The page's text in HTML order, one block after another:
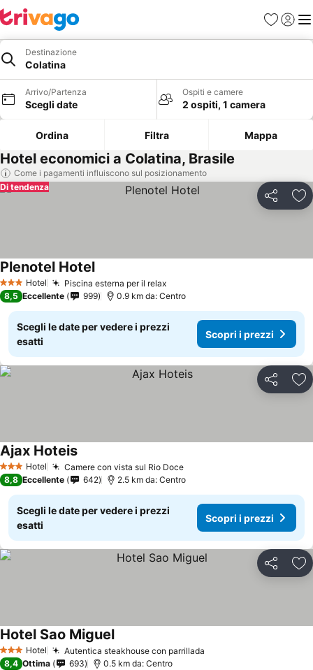
PreferitiAccedi
Destinazione
Colatina
Arrivo/Partenza
Scegli date
Ospiti e camere
2 ospiti, 1 camera
Ordina Filtra Mappa
Hotel economici a Colatina, Brasile
Come i pagamenti influiscono sul posizionamento
Condividi
Di tendenza
3 StelleHotel Piscina esterna per il relax
Plenotel Hotel
8,5 Eccellente 999 0.9 km da: Centro
Scegli le date per vedere i prezzi
esatti
Scopri i prezzi
Condividi
3 StelleHotel Camere con vista sul Rio Doce
Ajax Hoteis
8,8 Eccellente 642 2.5 km da: Centro
Scegli le date per vedere i prezzi
esatti
Scopri i prezzi
Condividi
3 StelleHotel Autentica steakhouse con parrillada
Hotel Sao Miguel
8,4 Ottima 693 0.5 km da: Centro